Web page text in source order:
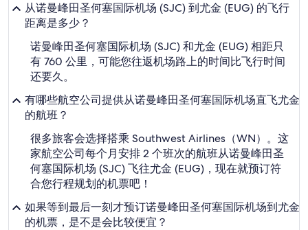
从诺曼峰田圣何塞国际机场 (SJC) 到尤金 (EUG) 的飞行
距离是多少？
诺曼峰田圣何塞国际机场 (SJC) 和尤金 (EUG) 相距只
有 760 公里，可能您往返机场路上的时间比飞行时间
还要久。
有哪些航空公司提供从诺曼峰田圣何塞国际机场直飞尤金
的航班？
很多旅客会选择搭乘 Southwest Airlines（WN）。这
家航空公司每个月安排 2 个班次的航班从诺曼峰田圣
何塞国际机场 (SJC) 飞往尤金 (EUG)，现在就预订符
合您行程规划的机票吧！
如果等到最后一刻才预订诺曼峰田圣何塞国际机场到尤金
的机票，是不是会比较便宜？